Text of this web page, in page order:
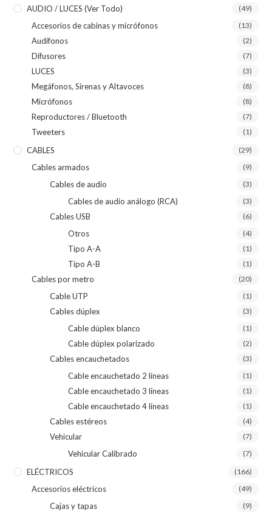
AUDIO / LUCES (ver Todo) (49)
Accesorios de cabinas y micrófonos (13)
Audífonos (2)
Difusores (7)
LUCES (3)
Megáfonos, Sirenas y Altavoces (8)
Micrófonos (8)
Reproductores / Bluetooth (7)
Tweeters (1)
CABLES (29)
Cables armados (9)
Cables de audio (3)
Cables de audio análogo (RCA) (3)
Cables USB (6)
Otros (4)
Tipo A-A (1)
Tipo A-B (1)
Cables por metro (20)
Cable UTP (1)
Cables dúplex (3)
Cable dúplex blanco (1)
Cable dúplex polarizado (2)
Cables encauchetados (3)
Cable encauchetado 2 líneas (1)
Cable encauchetado 3 líneas (1)
Cable encauchetado 4 líneas (1)
Cables estéreos (4)
Vehicular (7)
Vehicular Calibrado (7)
ELÉCTRICOS (166)
Accesorios eléctricos (49)
Cajas y tapas (9)